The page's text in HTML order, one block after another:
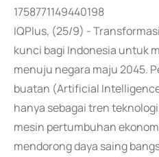
1758771149440198
IQPlus, (25/9) -
kunci bagi Indonesia untuk
menuju negara maju 2045.
buatan (Artificial
hanya sebagai tren
mesin pertumbuhan
mendorong daya saing